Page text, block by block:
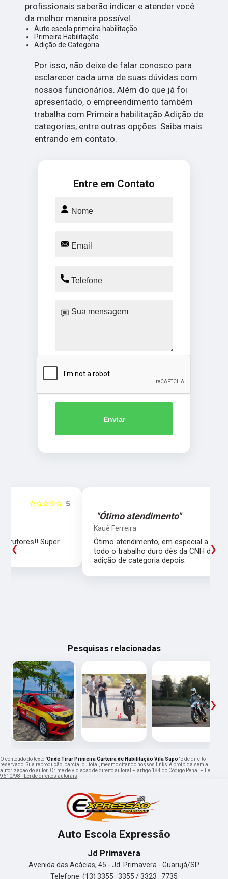
profissionais saberão indicar e atender você
da melhor maneira possível.
Auto escola primeira habilitação
Primeira Habilitação
Adição de Categoria
Por isso, não deixe de falar conosco para
esclarecer cada uma de suas dúvidas com
nossos funcionários. Além do que já foi
apresentado, o empreendimento também
trabalha com Primeira habilitação Adição de
categorias, entre outras opções. Saiba mais
entrando em contato.
Entre em Contato
Enviar
"Ótimo atendimento"
Ótimo atendimento, em especial a Larissa que fez
todo o trabalho duro dês da CNH de carro até a
adição de categoria depois.
‹ ›
Pesquisas relacionadas
‹ ›
O conteúdo do texto "Onde Tirar Primeira Carteira de Habilitação Vila Sapo" é de direito
reservado. Sua reprodução, parcial ou total, mesmo citando nossos links, é proibida sem a
autorização do autor. Crime de violação de direito autoral – artigo 184 do Código Penal –
Lei
9610/98 - Lei de direitos autorais
Auto Escola Expressão
Jd Primavera
Avenida das Acácias, 45 - Jd. Primavera - Guarujá/SP
Telefone: (13) 3355 . 3355 / 3323 . 7735